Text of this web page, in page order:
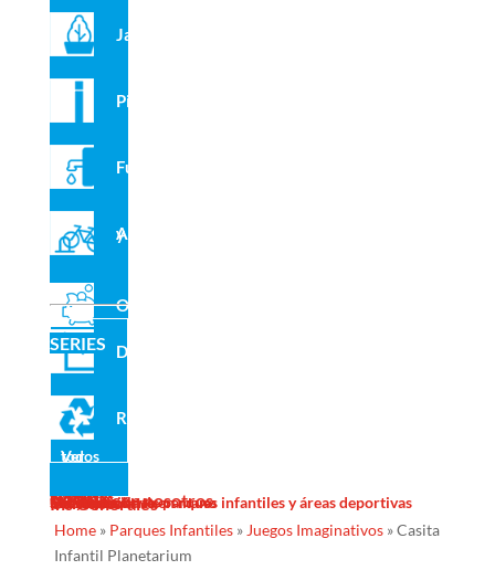
Jardineras
Pilonas
Fuentes
Aparcabicis y VMP
Outlet
SERIES Domo
Reciclado
Ver todos
Sombras Textiles
Noticias
Galería
Trabaja con nosotros
Servicios
Diseño
Fabricacion
Mantenimiento
Proyectos llave en mano
Desinfección de parques infantiles y áreas deportivas
Contacto
Ins Generales
Home» Parques Infantiles» Juegos Imaginativos»Casita
Infantil Planetarium
Tornillería en acero inoxidable
Tapones de seguridad de poliamida.
Juegos Adicionales:
Sopa de letras en inglés “Los astros”
Techo Planetarium-Observatorio en inglés “Capas de la
atmósfera”
Compartir en redes sociales
Recomendados para ti